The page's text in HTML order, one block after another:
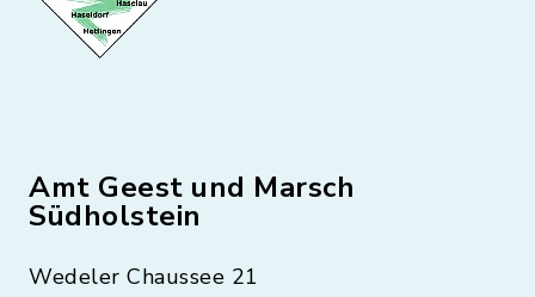
Amt Geest und Marsch
Südholstein
Wedeler Chaussee 21